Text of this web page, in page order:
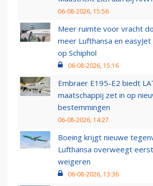
06-08-2026, 15:56
Meer ruimte voor vracht
meer Lufthansa en
op Schiphol
06-08-2026, 15:16
Embraer E195-E2 biedt
maatschappij zet in op
bestemmingen
06-08-2026, 14:27
Boeing krijgt nieuwe
Lufthansa overweegt
weigeren
06-08-2026, 13:36